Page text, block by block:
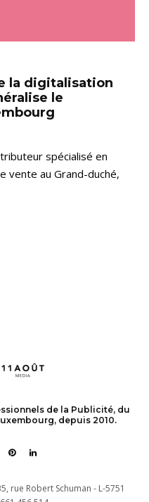
la digitalisation
le
spécialisé en
vente au Grand-duché,
de la Publicité, du
depuis 2010.
rue Robert Schuman - L-5751